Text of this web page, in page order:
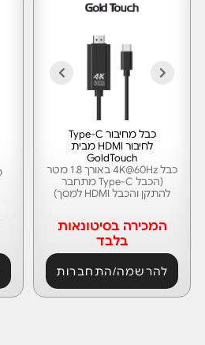
כבל 4K@60Hz באורך 1.8 מטר
(הכבל Type-C מתחבר
להתקן והכבל HDMI למסך)
כבל מחיבור Type-C
לחיבור HDMI מבית
GoldTouch
המכירה בסיטונאות
בלבד
להרשמה/התחברות